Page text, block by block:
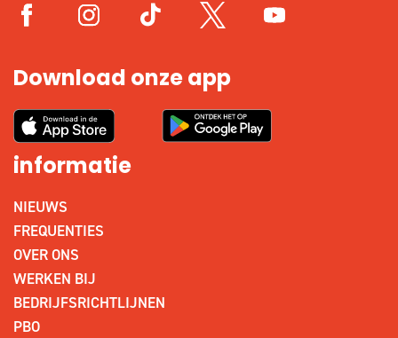
Download onze app
informatie
NIEUWS
FREQUENTIES
OVER ONS
WERKEN BIJ
BEDRIJFSRICHTLIJNEN
PBO